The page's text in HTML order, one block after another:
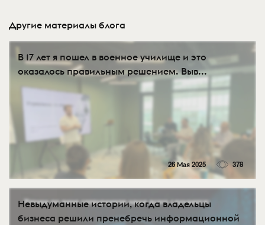
Другие материалы блога
В 17 лет я пошел в военное училище и это
оказалось правильным решением. Выв...
26 Мая 2025 378
Невыдуманные истории, когда владельцы
бизнеса решили пренебречь информационной